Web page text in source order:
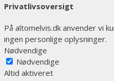
Privatlivsoversigt
På altomelvis.dk anvender vi
ingen personlige oplysninger.
Nødvendige
Nødvendige
Altid aktiveret